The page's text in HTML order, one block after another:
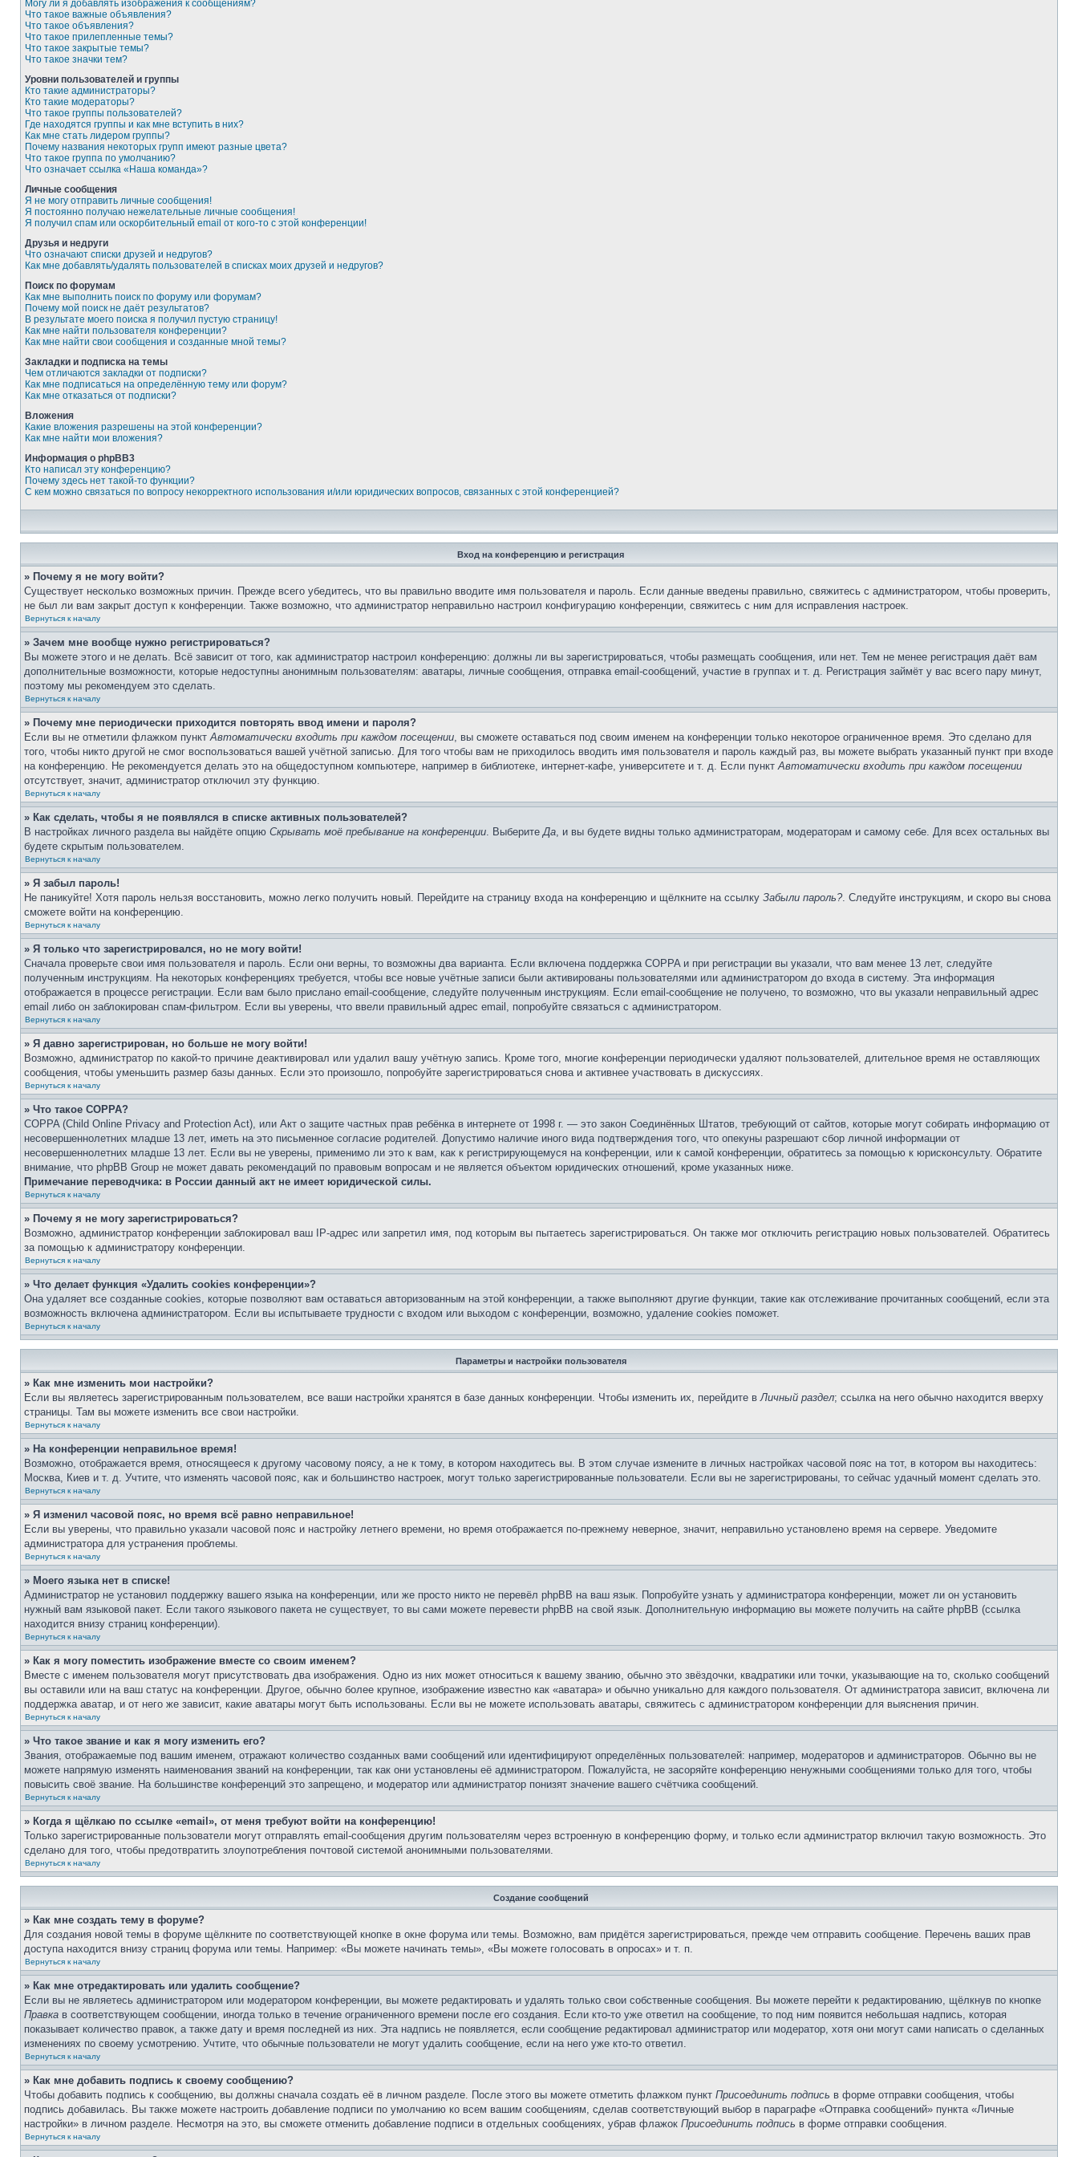
Могу ли я добавлять изображения к сообщениям?
Что такое важные объявления?
Что такое объявления?
Что такое прилепленные темы?
Что такое закрытые темы?
Что такое значки тем?
Уровни пользователей и группы
Кто такие администраторы?
Кто такие модераторы?
Что такое группы пользователей?
Где находятся группы и как мне вступить в них?
Как мне стать лидером группы?
Почему названия некоторых групп имеют разные цвета?
Что такое группа по умолчанию?
Что означает ссылка «Наша команда»?
Личные сообщения
Я не могу отправить личные сообщения!
Я постоянно получаю нежелательные личные сообщения!
Я получил спам или оскорбительный email от кого-то с этой конференции!
Друзья и недруги
Что означают списки друзей и недругов?
Как мне добавлять/удалять пользователей в списках моих друзей и недругов?
Поиск по форумам
Как мне выполнить поиск по форуму или форумам?
Почему мой поиск не даёт результатов?
В результате моего поиска я получил пустую страницу!
Как мне найти пользователя конференции?
Как мне найти свои сообщения и созданные мной темы?
Закладки и подписка на темы
Чем отличаются закладки от подписки?
Как мне подписаться на определённую тему или форум?
Как мне отказаться от подписки?
Вложения
Какие вложения разрешены на этой конференции?
Как мне найти мои вложения?
Информация о phpBB3
Кто написал эту конференцию?
Почему здесь нет такой-то функции?
С кем можно связаться по вопросу некорректного использования и/или юридических вопросов, связанных с этой конференцией?
Вход на конференцию и регистрация
» Почему я не могу войти?
Существует несколько возможных причин. Прежде всего убедитесь, что вы правильно вводите имя пользователя и пароль. Если данные введены правильно, свяжитесь с администратором, чтобы проверить,
не был ли вам закрыт доступ к конференции. Также возможно, что администратор неправильно настроил конфигурацию конференции, свяжитесь с ним для исправления настроек.
Вернуться к началу
» Зачем мне вообще нужно регистрироваться?
Вы можете этого и не делать. Всё зависит от того, как администратор настроил конференцию: должны ли вы зарегистрироваться, чтобы размещать сообщения, или нет. Тем не менее регистрация даёт вам
дополнительные возможности, которые недоступны анонимным пользователям: аватары, личные сообщения, отправка email-сообщений, участие в группах и т. д. Регистрация займёт у вас всего пару минут,
поэтому мы рекомендуем это сделать.
Вернуться к началу
» Почему мне периодически приходится повторять ввод имени и пароля?
Если вы не отметили флажком пунктАвтоматически входить при каждом посещении, вы сможете оставаться под своим именем на конференции только некоторое ограниченное время. Это сделано для
того, чтобы никто другой не смог воспользоваться вашей учётной записью. Для того чтобы вам не приходилось вводить имя пользователя и пароль каждый раз, вы можете выбрать указанный пункт при входе
на конференцию. Не рекомендуется делать это на общедоступном компьютере, например в библиотеке, интернет-кафе, университете и т. д. Если пунктАвтоматически входить при каждом посещении
отсутствует, значит, администратор отключил эту функцию.
Вернуться к началу
» Как сделать, чтобы я не появлялся в списке активных пользователей?
В настройках личного раздела вы найдёте опцию Скрывать моё пребывание на конференции. ВыберитеДа, и вы будете видны только администраторам, модераторам и самому себе. Для всех остальных вы
будете скрытым пользователем.
Вернуться к началу
» Я забыл пароль!
Не паникуйте! Хотя пароль нельзя восстановить, можно легко получить новый. Перейдите на страницу входа на конференцию и щёлкните на ссылку Забыли пароль?. Следуйте инструкциям, и скоро вы снова
сможете войти на конференцию.
Вернуться к началу
» Я только что зарегистрировался, но не могу войти!
Сначала проверьте свои имя пользователя и пароль. Если они верны, то возможны два варианта. Если включена поддержка COPPA и при регистрации вы указали, что вам менее 13 лет, следуйте
полученным инструкциям. На некоторых конференциях требуется, чтобы все новые учётные записи были активированы пользователями или администратором до входа в систему. Эта информация
отображается в процессе регистрации. Если вам было прислано email-сообщение, следуйте полученным инструкциям. Если email-сообщение не получено, то возможно, что вы указали неправильный адрес
email либо он заблокирован спам-фильтром. Если вы уверены, что ввели правильный адрес email, попробуйте связаться с администратором.
Вернуться к началу
» Я давно зарегистрирован, но больше не могу войти!
Возможно, администратор по какой-то причине деактивировал или удалил вашу учётную запись. Кроме того, многие конференции периодически удаляют пользователей, длительное время не оставляющих
сообщения, чтобы уменьшить размер базы данных. Если это произошло, попробуйте зарегистрироваться снова и активнее участвовать в дискуссиях.
Вернуться к началу
» Что такое COPPA?
COPPA (Child Online Privacy and Protection Act), или Акт о защите частных прав ребёнка в интернете от 1998 г. — это закон Соединённых Штатов, требующий от сайтов, которые могут собирать информацию от
несовершеннолетних младше 13 лет, иметь на это письменное согласие родителей. Допустимо наличие иного вида подтверждения того, что опекуны разрешают сбор личной информации от
несовершеннолетних младше 13 лет. Если вы не уверены, применимо ли это к вам, как к регистрирующемуся на конференции, или к самой конференции, обратитесь за помощью к юрисконсульту. Обратите
внимание, что phpBB Group не может давать рекомендаций по правовым вопросам и не является объектом юридических отношений, кроме указанных ниже.
Примечание переводчика: в России данный акт не имеет юридической силы.
Вернуться к началу
» Почему я не могу зарегистрироваться?
Возможно, администратор конференции заблокировал ваш IP-адрес или запретил имя, под которым вы пытаетесь зарегистрироваться. Он также мог отключить регистрацию новых пользователей. Обратитесь
за помощью к администратору конференции.
Вернуться к началу
» Что делает функция «Удалить cookies конференции»?
Она удаляет все созданные cookies, которые позволяют вам оставаться авторизованным на этой конференции, а также выполняют другие функции, такие как отслеживание прочитанных сообщений, если эта
возможность включена администратором. Если вы испытываете трудности с входом или выходом с конференции, возможно, удаление cookies поможет.
Вернуться к началу
Параметры и настройки пользователя
» Как мне изменить мои настройки?
Если вы являетесь зарегистрированным пользователем, все ваши настройки хранятся в базе данных конференции. Чтобы изменить их, перейдите вЛичный раздел; ссылка на него обычно находится вверху
страницы. Там вы можете изменить все свои настройки.
Вернуться к началу
» На конференции неправильное время!
Возможно, отображается время, относящееся к другому часовому поясу, а не к тому, в котором находитесь вы. В этом случае измените в личных настройках часовой пояс на тот, в котором вы находитесь:
Москва, Киев и т. д. Учтите, что изменять часовой пояс, как и большинство настроек, могут только зарегистрированные пользователи. Если вы не зарегистрированы, то сейчас удачный момент сделать это.
Вернуться к началу
» Я изменил часовой пояс, но время всё равно неправильное!
Если вы уверены, что правильно указали часовой пояс и настройку летнего времени, но время отображается по-прежнему неверное, значит, неправильно установлено время на сервере. Уведомите
администратора для устранения проблемы.
Вернуться к началу
» Моего языка нет в списке!
Администратор не установил поддержку вашего языка на конференции, или же просто никто не перевёл phpBB на ваш язык. Попробуйте узнать у администратора конференции, может ли он установить
нужный вам языковой пакет. Если такого языкового пакета не существует, то вы сами можете перевести phpBB на свой язык. Дополнительную информацию вы можете получить на сайте phpBB (ссылка
находится внизу страниц конференции).
Вернуться к началу
» Как я могу поместить изображение вместе со своим именем?
Вместе с именем пользователя могут присутствовать два изображения. Одно из них может относиться к вашему званию, обычно это звёздочки, квадратики или точки, указывающие на то, сколько сообщений
вы оставили или на ваш статус на конференции. Другое, обычно более крупное, изображение известно как «аватара» и обычно уникально для каждого пользователя. От администратора зависит, включена ли
поддержка аватар, и от него же зависит, какие аватары могут быть использованы. Если вы не можете использовать аватары, свяжитесь с администратором конференции для выяснения причин.
Вернуться к началу
» Что такое звание и как я могу изменить его?
Звания, отображаемые под вашим именем, отражают количество созданных вами сообщений или идентифицируют определённых пользователей: например, модераторов и администраторов. Обычно вы не
можете напрямую изменять наименования званий на конференции, так как они установлены её администратором. Пожалуйста, не засоряйте конференцию ненужными сообщениями только для того, чтобы
повысить своё звание. На большинстве конференций это запрещено, и модератор или администратор понизят значение вашего счётчика сообщений.
Вернуться к началу
» Когда я щёлкаю по ссылке «email», от меня требуют войти на конференцию!
Только зарегистрированные пользователи могут отправлять email-сообщения другим пользователям через встроенную в конференцию форму, и только если администратор включил такую возможность. Это
сделано для того, чтобы предотвратить злоупотребления почтовой системой анонимными пользователями.
Вернуться к началу
Создание сообщений
» Как мне создать тему в форуме?
Для создания новой темы в форуме щёлкните по соответствующей кнопке в окне форума или темы. Возможно, вам придётся зарегистрироваться, прежде чем отправить сообщение. Перечень ваших прав
доступа находится внизу страниц форума или темы. Например: «Вы можете начинать темы», «Вы можете голосовать в опросах» и т. п.
Вернуться к началу
» Как мне отредактировать или удалить сообщение?
Если вы не являетесь администратором или модератором конференции, вы можете редактировать и удалять только свои собственные сообщения. Вы можете перейти к редактированию, щёлкнув по кнопке
Правка в соответствующем сообщении, иногда только в течение ограниченного времени после его создания. Если кто-то уже ответил на сообщение, то под ним появится небольшая надпись, которая
показывает количество правок, а также дату и время последней из них. Эта надпись не появляется, если сообщение редактировал администратор или модератор, хотя они могут сами написать о сделанных
изменениях по своему усмотрению. Учтите, что обычные пользователи не могут удалить сообщение, если на него уже кто-то ответил.
Вернуться к началу
» Как мне добавить подпись к своему сообщению?
Чтобы добавить подпись к сообщению, вы должны сначала создать её в личном разделе. После этого вы можете отметить флажком пункт Присоединить подпись в форме отправки сообщения, чтобы
подпись добавилась. Вы также можете настроить добавление подписи по умолчанию ко всем вашим сообщениям, сделав соответствующий выбор в параграфе «Отправка сообщений» пункта «Личные
настройки» в личном разделе. Несмотря на это, вы сможете отменить добавление подписи в отдельных сообщениях, убрав флажок Присоединить подпись в форме отправки сообщения.
Вернуться к началу